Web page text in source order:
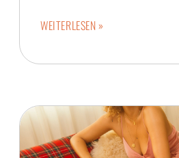
WEITERLESEN »